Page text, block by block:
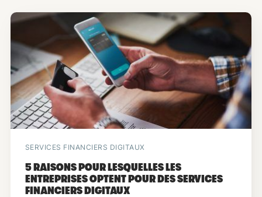
SERVICES FINANCIERS DIGITAUX
5 RAISONS POUR LESQUELLES LES
ENTREPRISES OPTENT POUR DES SERVICES
FINANCIERS DIGITAUX